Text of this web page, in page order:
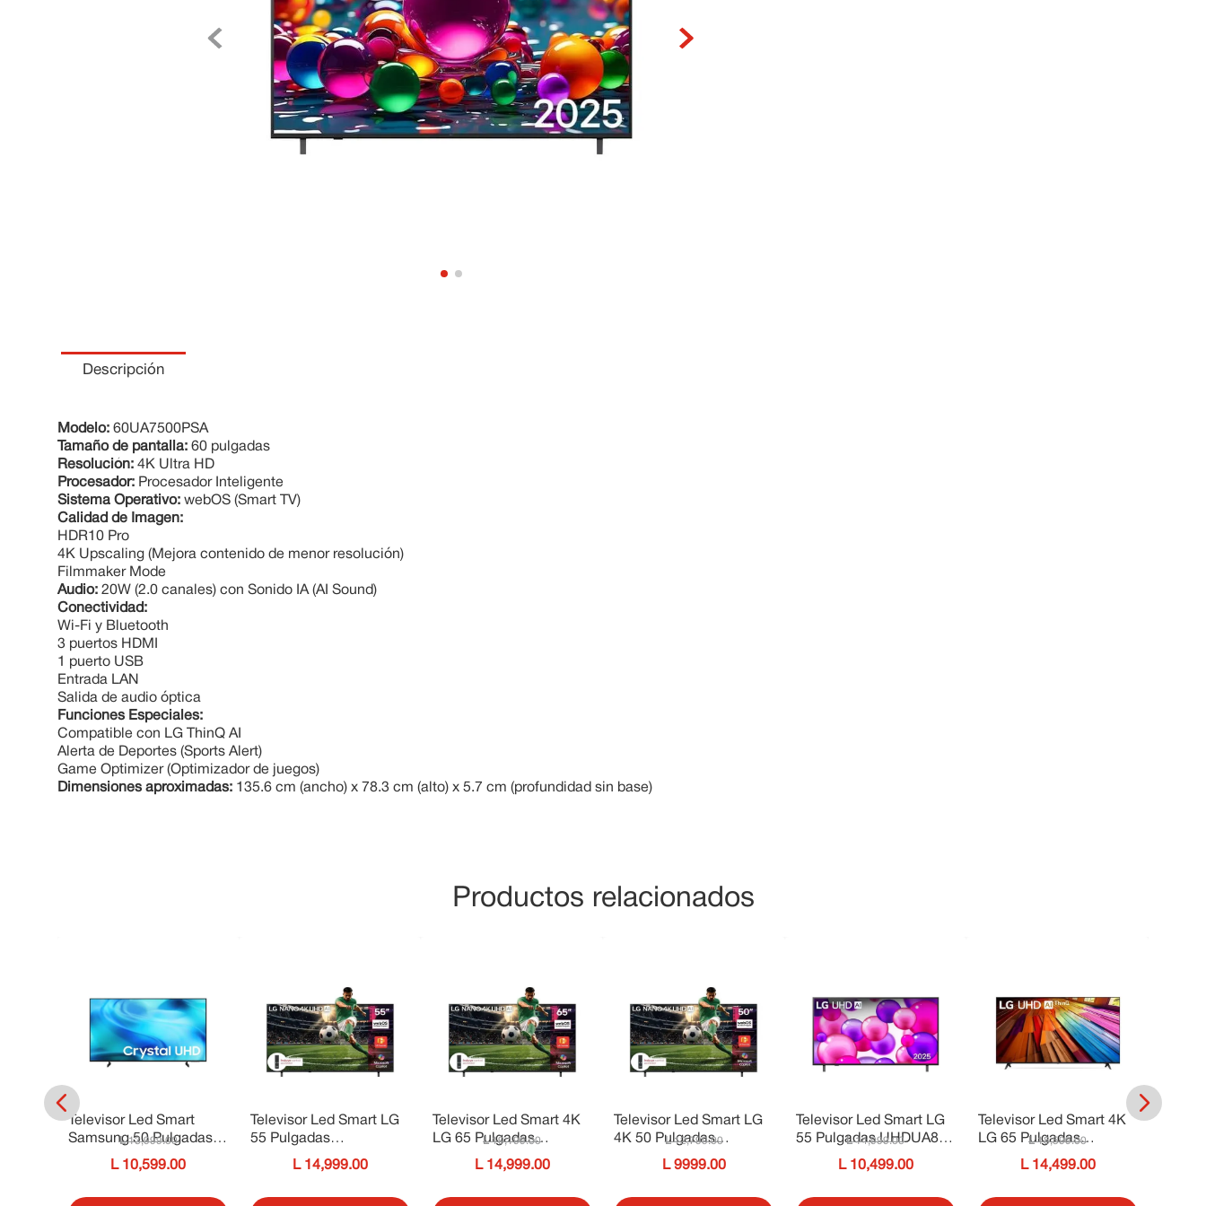
Descripción
Modelo: 60UA7500PSA
Tamaño de pantalla: 60 pulgadas
Resolución: 4K Ultra HD
Procesador: Procesador Inteligente
Sistema Operativo: webOS (Smart TV)
Calidad de Imagen:
HDR10 Pro
4K Upscaling (Mejora contenido de menor resolución)
Filmmaker Mode
Audio: 20W (2.0 canales) con Sonido IA (AI Sound)
Conectividad:
Wi-Fi y Bluetooth
3 puertos HDMI
1 puerto USB
Entrada LAN
Salida de audio óptica
Funciones Especiales:
Compatible con LG ThinQ AI
Alerta de Deportes (Sports Alert)
Game Optimizer (Optimizador de juegos)
Dimensiones aproximadas: 135.6 cm (ancho) x 78.3 cm (alto) x 5.7 cm (profundidad sin base)
Productos relacionados
Televisor Led Smart
Samsung 50 Pulgadas
UN50U8000HPXPA
13,999.00
10,599.00
Televisor Led Smart LG
55 Pulgadas
55NU850BPSA
14,999.00
Televisor Led Smart 4K
LG 65 Pulgadas
65NU850BPSA
19,199.00
14,999.00
Televisor Led Smart LG
4K 50 Pulgadas
50NU850BPSA
12,799.00
9999.00
Televisor Led Smart LG
55 Pulgadas UHDUA80
14,999.00
10,499.00
Televisor Led Smart 4K
LG 65 Pulgadas
65UA8000PSB
18,599.00
14,499.00